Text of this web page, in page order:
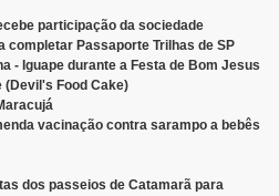
participação da sociedade
completar Passaporte Trilhas de SP
- Iguape durante a Festa de Bom Jesus
(Devil's Food Cake)
vacinação contra sarampo a bebês
dos passeios de Catamarã para